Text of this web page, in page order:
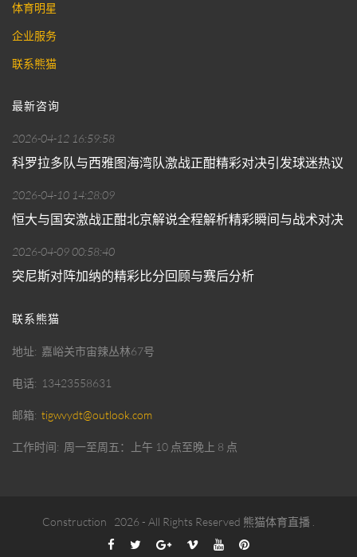
体育明星
企业服务
联系熊猫
最新咨询
2026-04-12 16:59:58
科罗拉多队与西雅图海湾队激战正酣精彩对决引发球迷热议
2026-04-10 14:28:09
恒大与国安激战正酣北京解说全程解析精彩瞬间与战术对决
2026-04-09 00:58:40
突尼斯对阵加纳的精彩比分回顾与赛后分析
联系熊猫
地址 嘉峪关市宙辣丛林67号
电话 13423558631
邮箱 tigwvydt@outlook.com
工作时间 周一至周五：上午 10 点至晚上 8 点
Construction 2026- All Rights Reserved 熊猫体育直播